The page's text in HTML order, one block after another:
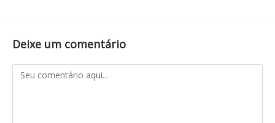
Deixe um comentário